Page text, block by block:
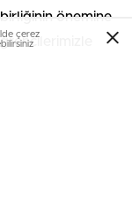
önemine
çerez